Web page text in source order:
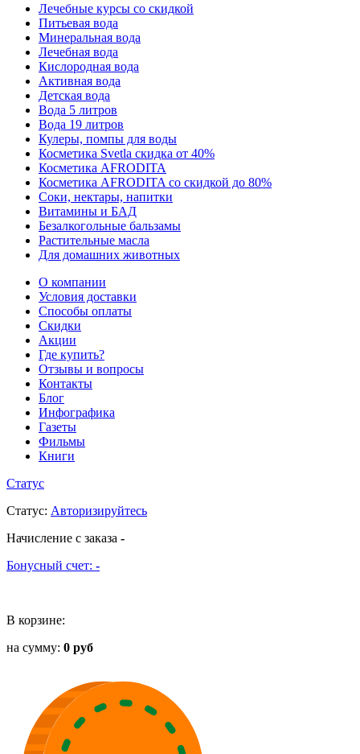
Лечебные курсы со скидкой
Питьевая вода
Минеральная вода
Лечебная вода
Кислородная вода
Активная вода
Детская вода
Вода 5 литров
Вода 19 литров
Кулеры, помпы для воды
Косметика Svetla скидка от 40%
Косметика AFRODITA
Косметика AFRODITA со скидкой до 80%
Соки, нектары, напитки
Витамины и БАД
Безалкогольные бальзамы
Растительные масла
Для домашних животных
О компании
Условия доставки
Способы оплаты
Скидки
Акции
Где купить?
Отзывы и вопросы
Контакты
Блог
Инфографика
Газеты
Фильмы
Книги
Статус
Статус: Авторизируйтесь
Начисление с заказа -
Бонусный счет: -
В корзине:
на сумму: 0 руб